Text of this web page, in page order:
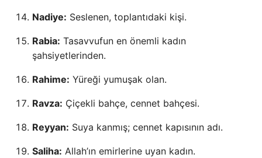
Nadiye: Seslenen, toplantıdaki kişi.
Rabia: Tasavvufun en önemli kadın
şahsiyetlerinden.
Rahime: Yüreği yumuşak olan.
Ravza: Çiçekli bahçe, cennet bahçesi.
Reyyan: Suya kanmış; cennet kapısının adı.
Saliha: Allah’ın emirlerine uyan kadın.